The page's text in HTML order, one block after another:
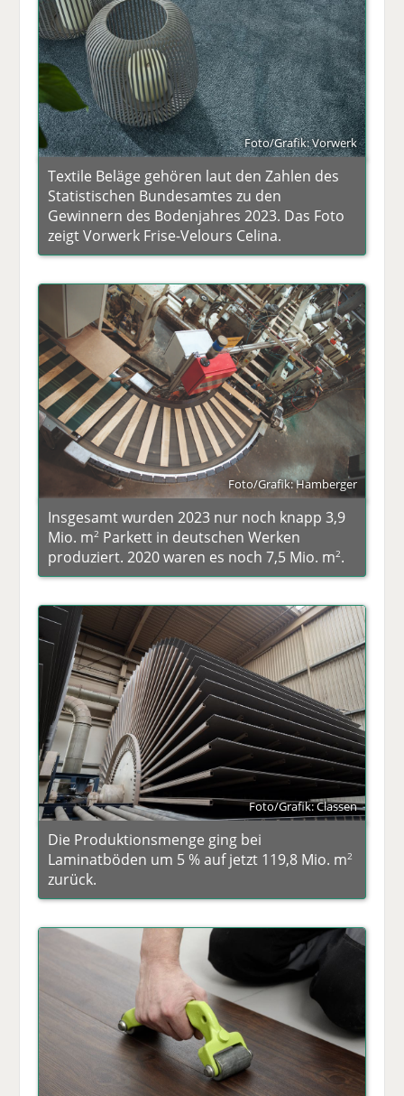
Foto/Grafik: Vorwerk
Textile Beläge gehören laut den Zahlen des
Statistischen Bundesamtes zu den
Gewinnern des Bodenjahres 2023. Das Foto
zeigt Vorwerk Frise-Velours Celina.
Foto/Grafik: Hamberger
Insgesamt wurden 2023 nur noch knapp 3,9
Mio. m2 Parkett in deutschen Werken
produziert. 2020 waren es noch 7,5 Mio. m2.
Foto/Grafik: Classen
Die Produktionsmenge ging bei
Laminatböden um 5 % auf jetzt 119,8 Mio. m2
zurück.